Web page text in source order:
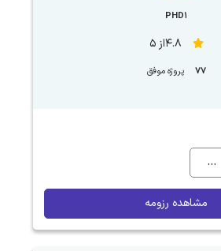
PHD1
4.8از 5
77 پروژه موفق
...
مشاهده رزومه